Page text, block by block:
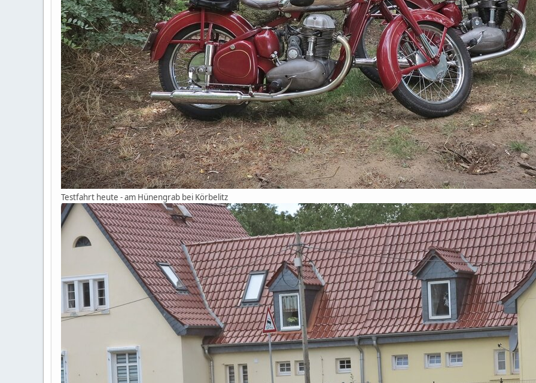
Testfahrt heute - am Hünengrab bei Körbelitz